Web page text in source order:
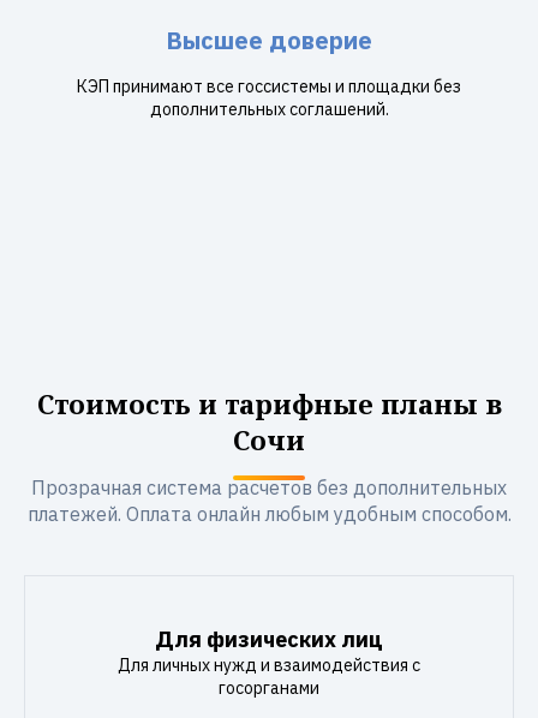
Высшее доверие
КЭП принимают все госсистемы и площадки без
дополнительных соглашений.
Стоимость и тарифные планы в
Сочи
Прозрачная система расчетов без дополнительных
платежей. Оплата онлайн любым удобным способом.
Для физических лиц
Для личных нужд и взаимодействия с
госорганами